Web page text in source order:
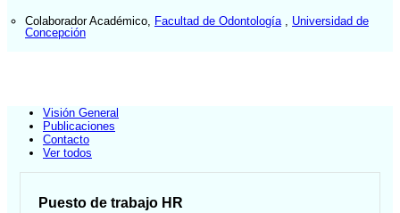
Colaborador Académico Facultad de Odontología
Universidad de
Concepción
Visión General
Publicaciones
Contacto
Ver todos
Puesto de trabajo HR